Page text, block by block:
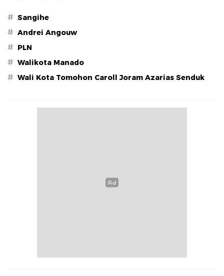
# Sangihe
# Andrei Angouw
# PLN
# Walikota Manado
# Wali Kota Tomohon Caroll Joram Azarias Senduk